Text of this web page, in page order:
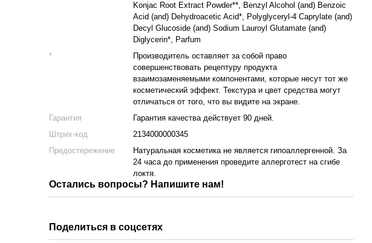
Konjac Root Extract Powder**, Benzyl Alcohol (and) Benzoic
Acid (and) Dehydroacetic Acid*, Polyglyceryl-4 Caprylate (and)
Decyl Glucoside (and) Sodium Lauroyl Glutamate (and)
Diglycerin*, Parfum
*
Производитель оставляет за собой право
совершенствовать рецептуру продукта
взаимозаменяемыми компонентами, которые несут тот же
косметический эффект. Текстура и цвет средства могут
отличаться от того, что вы видите на экране.
Гарантия
Гарантия качества действует 90 дней.
Штрих-код
2134000000345
Предостережение
Натуральная косметика не является гипоаллергенной. За
24 часа до применения проведите аллерготест на сгибе
локтя.
Остались вопросы? Напишите нам!
Поделиться в соцсетях